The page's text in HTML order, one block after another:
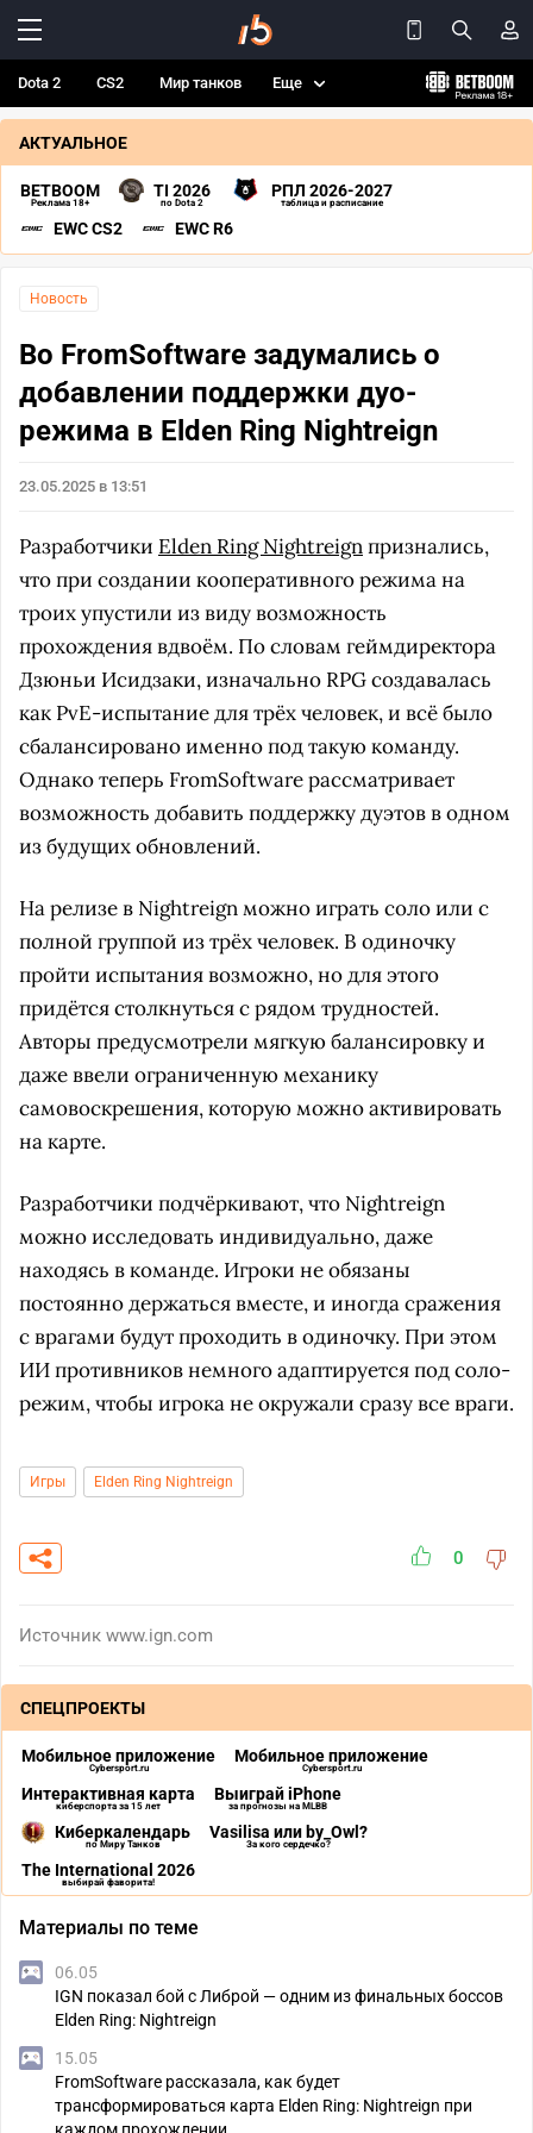
Dota 2 CS2 Мир танков Еще
АКТУАЛЬНОЕ
BETBOOM
Реклама 18+
TI 2026
по Dota 2
РПЛ 2026-2027
таблица и расписание
EWC CS2 EWC R6
Новость
Во FromSoftware задумались о
добавлении поддержки дуо-
режима в Elden Ring Nightreign
23.05.2025 в 13:51
Разработчики Elden Ring Nightreignпризнались,
что при создании кооперативного режима на
троих упустили из виду возможность
прохождения вдвоём. По словам геймдиректора
Дзюньи Исидзаки, изначально RPG создавалась
как PvE-испытание для трёх человек, и всё было
сбалансировано именно под такую команду.
Однако теперь FromSoftware рассматривает
возможность добавить поддержку дуэтов в одном
из будущих обновлений.
На релизе в Nightreign можно играть соло или с
полной группой из трёх человек. В одиночку
пройти испытания возможно, но для этого
придётся столкнуться с рядом трудностей.
Авторы предусмотрели мягкую балансировку и
даже ввели ограниченную механику
самовоскрешения, которую можно активировать
на карте.
Разработчики подчёркивают, что Nightreign
можно исследовать индивидуально, даже
находясь в команде. Игроки не обязаны
постоянно держаться вместе, и иногда сражения
с врагами будут проходить в одиночку. При этом
ИИ противников немного адаптируется под соло-
режим, чтобы игрока не окружали сразу все враги.
Игры Elden Ring Nightreign
0
Источник www.ign.com
СПЕЦПРОЕКТЫ
Мобильное приложение
Cybersport.ru
Мобильное приложение
Cybersport.ru
Интерактивная карта
киберспорта за 15 лет
Выиграй iPhone
за прогнозы на MLBB
Киберкалендарь
по Миру Танков
Vasilisa или by_Owl?
За кого сердечко?
The International 2026
выбирай фаворита!
Материалы по теме
06.05
IGN показал бой с Либрой — одним из финальных боссов
Elden Ring: Nightreign
15.05
FromSoftware рассказала, как будет
трансформироваться карта Elden Ring: Nightreign при